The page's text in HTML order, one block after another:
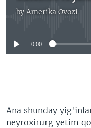
by Amerika Ovozi
No media
0:00
Ana shunday
neyroxirurg yetim